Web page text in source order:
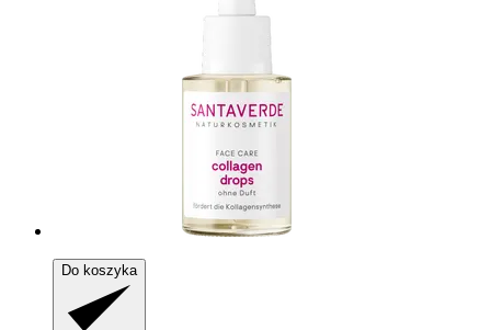
Do koszyka